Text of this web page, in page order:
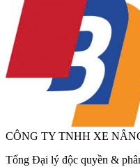
CÔNG TY TNHH XE
Tổng Đại lý độc quyền &